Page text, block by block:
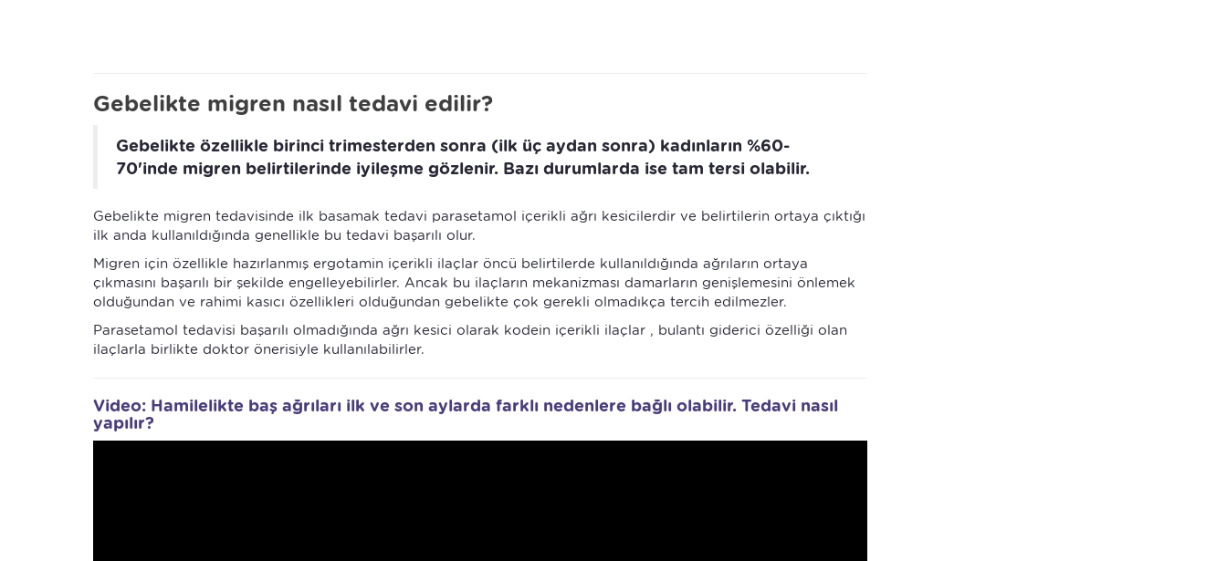
Gebelikte migren nasıl tedavi edilir?
Gebelikte özellikle birinci trimesterden sonra (ilk üç aydan sonra) kadınların %60-
70'inde migren belirtilerinde iyileşme gözlenir. Bazı durumlarda ise tam tersi olabilir.
Gebelikte migren tedavisinde ilk basamak tedavi parasetamol içerikli ağrı kesicilerdir ve belirtilerin ortaya çıktığı
ilk anda kullanıldığında genellikle bu tedavi başarılı olur.
Migren için özellikle hazırlanmış ergotamin içerikli ilaçlar öncü belirtilerde kullanıldığında ağrıların ortaya
çıkmasını başarılı bir şekilde engelleyebilirler. Ancak bu ilaçların mekanizması damarların genişlemesini önlemek
olduğundan ve rahimi kasıcı özellikleri olduğundan gebelikte çok gerekli olmadıkça tercih edilmezler.
Parasetamol tedavisi başarılı olmadığında ağrı kesici olarak kodein içerikli ilaçlar , bulantı giderici özelliği olan
ilaçlarla birlikte doktor önerisiyle kullanılabilirler.
Video: Hamilelikte baş ağrıları ilk ve son aylarda farklı nedenlere bağlı olabilir. Tedavi nasıl
yapılır?